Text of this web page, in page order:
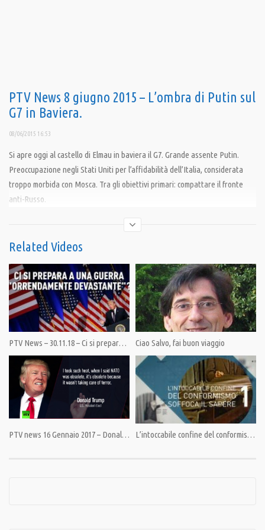
PTV News 8 giugno 2015 – L’ombra di Putin sul
G7 in Baviera.
08/06/2015 16:53
Si apre oggi al castello di Elmau in baviera il G7. Grande assente Putin.
Preoccupazione negli Stati Uniti per l’affidabilità dell’Italia, considerata
troppo morbida con Mosca. Tra gli obiettivi primari: compattare il fronte
anti-Russo.
Category:News
PrimoPiano
Tags:Angela Merkel,Antonio Fallico, Dario Nardelli Elmau,Eurasia, g7 , Giulietto Chiesa,
Hollande
Matteo Renzi,Pandora TV,PandoraTV Russia, Sergei Razov
Related Videos
PTV News – 30.11.18 – Ci si prepara a una guerra “orrendamente devastante”? Ciao Salvo, fai buon viaggio
PTV news 16 Gennaio 2017 – Donald Trump forse sta mettendo a fuoco… L’intoccabile confine del conformismo soffoca il sapere 1